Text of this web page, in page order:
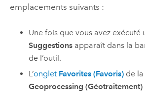
emplacements suivants :
Une fois que vous avez exécuté
Suggestions apparaît dans la
de l’outil.
L’onglet Favorites (Favoris) de
Geoprocessing (Géotraitement)